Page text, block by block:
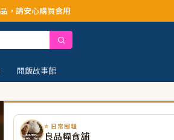
開飯故事館
⭐ 日常囤糧
良品糧食舖